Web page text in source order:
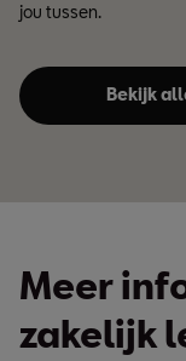
jou tussen.
Bekijk
Meer
zakelijk